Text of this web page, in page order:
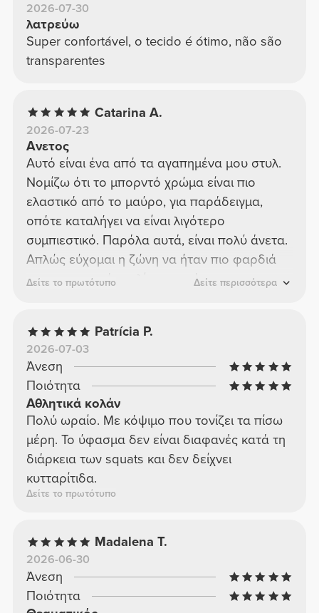
2026-07-30
λατρεύω
Super confortável, o tecido é ótimo, não são
transparentes
Catarina A.
2026-07-23
Ανετος
Αυτό είναι ένα από τα αγαπημένα μου στυλ.
Νομίζω ότι το μπορντό χρώμα είναι πιο
ελαστικό από το μαύρο, για παράδειγμα,
οπότε καταλήγει να είναι λιγότερο
συμπιεστικό. Παρόλα αυτά, είναι πολύ άνετα.
Απλώς εύχομαι η ζώνη να ήταν πιο φαρδιά
και να τεντωνόταν λίγο πιο κάτω.
Δείτε το πρωτότυπο Δείτε περισσότερα
Patrícia P.
2026-07-03
Άνεση
Ποιότητα
Αθλητικά κολάν
Πολύ ωραίο. Με κόψιμο που τονίζει τα πίσω
μέρη. Το ύφασμα δεν είναι διαφανές κατά τη
διάρκεια των squats και δεν δείχνει
κυτταρίτιδα.
Δείτε το πρωτότυπο
Madalena T.
2026-06-30
Άνεση
Ποιότητα